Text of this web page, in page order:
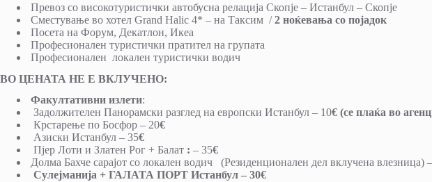
Превоз со високотуристички автобусна релација Скопје – Истанбул – Скопје
Сместување во хотел Grand Halic 4* – на Таксим /2 ноќевања со појадок
Посета на Форум, Декатлон, Икеа
Професионален туристички пратител на групата
Професионален локален туристички водич
ВО ЦЕНАТА НЕ Е ВКЛУЧЕНО:
Факултативни излети:
Задолжителен Панорамски разглед на европски Истанбул – 10€ (се плаќа во
Крстарење по Босфор – 20€
Азиски Истанбул – 35€
Пјер Лоти и Златен Рог + Балат : – 35€
Долма Бахче сарајот со локален водич (Резиденционален дел вклучена влезница)
Сулејманија + ГАЛАТА ПОРТ Истанбул – 30€